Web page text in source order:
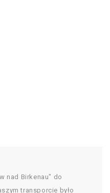
nad Birkenau" do
transporcie było